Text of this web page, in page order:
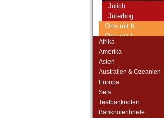
Jülich
Jüterbog
Orte mit K...
Orte mit L...
Orte mit Q...
Afrika
Amerika
Asien
Australien & Ozeanien
Europa
Sets
Testbanknoten
Banknotenbriefe